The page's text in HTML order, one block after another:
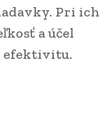
Pri ich
a účel
efektivitu.